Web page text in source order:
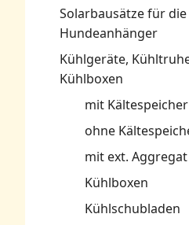
Solarbausätze für
Hundeanhänger
Kühlgeräte,
Kühlboxen
mit Kältespeicher
ohne
mit ext. Aggregat
Kühlboxen
Kühlschubladen